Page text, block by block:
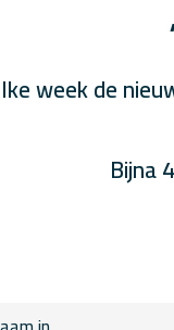
week de
Bijna